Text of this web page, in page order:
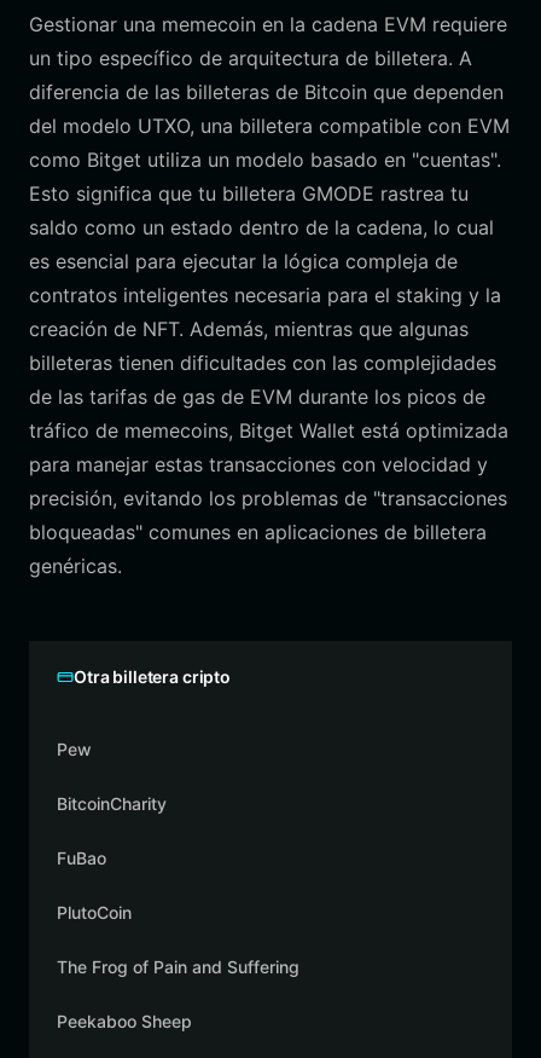
Gestionar una memecoin en la cadena EVM requiere
un tipo específico de arquitectura de billetera. A
diferencia de las billeteras de Bitcoin que dependen
del modelo UTXO, una billetera compatible con EVM
como Bitget utiliza un modelo basado en "cuentas".
Esto significa que tu billetera GMODE rastrea tu
saldo como un estado dentro de la cadena, lo cual
es esencial para ejecutar la lógica compleja de
contratos inteligentes necesaria para el staking y la
creación de NFT. Además, mientras que algunas
billeteras tienen dificultades con las complejidades
de las tarifas de gas de EVM durante los picos de
tráfico de memecoins, Bitget Wallet está optimizada
para manejar estas transacciones con velocidad y
precisión, evitando los problemas de "transacciones
bloqueadas" comunes en aplicaciones de billetera
genéricas.
Otra billetera cripto
Pew
BitcoinCharity
FuBao
PlutoCoin
The Frog of Pain and Suffering
Peekaboo Sheep